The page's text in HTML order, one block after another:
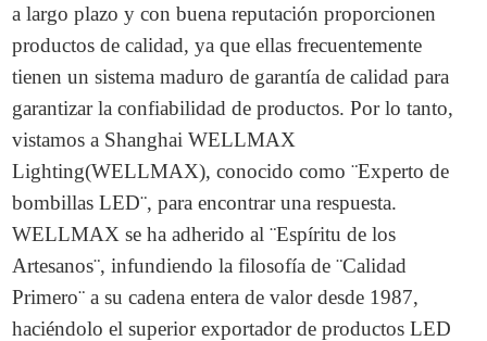
a largo plazo y con buena reputación proporcionen
productos de calidad, ya que ellas frecuentemente
tienen un sistema maduro de garantía de calidad para
garantizar la confiabilidad de productos. Por lo tanto,
vistamos a Shanghai WELLMAX
Lighting(WELLMAX), conocido como ¨Experto de
bombillas LED¨, para encontrar una respuesta.
WELLMAX se ha adherido al ¨Espíritu de los
Artesanos¨, infundiendo la filosofía de ¨Calidad
Primero¨ a su cadena entera de valor desde 1987,
haciéndolo el superior exportador de productos LED